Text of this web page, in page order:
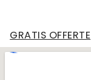
GRATIS OFFERTE